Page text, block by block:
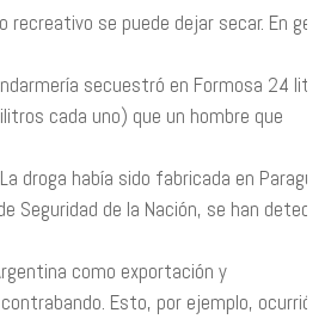
recreativo se puede dejar secar. En
secuestró en Formosa 24
cada uno) que un hombre que
droga había sido fabricada en
Seguridad de la Nación, se han
como exportación y
Esto, por ejemplo, ocurrió